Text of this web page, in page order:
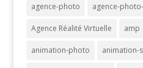
agence-photo agence-
Agence Réalité Virtuelle amp
animation-photo animation-